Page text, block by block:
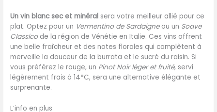
Un vin blanc sec et minéral sera votre meilleur allié pour ce
plat. Optez pour un Vermentino de Sardaigneou un Soave
Classicode la région de Vénétie en Italie. Ces vins offrent
une belle fraîcheur et des notes florales qui complètent à
merveille la douceur de la burrata et le sucré du raisin. Si
vous préférez le rouge, un Pinot Noir léger et fruité, servi
légèrement frais à 14°C, sera une alternative élégante et
surprenante.
L’info en plus